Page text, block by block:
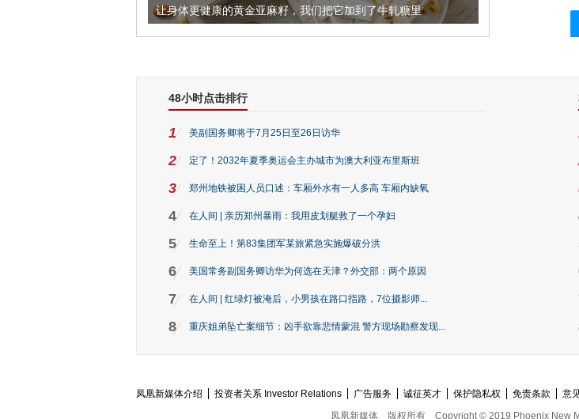
让身体更健康的黄金亚麻籽，我们把它加到了牛轧糖里 被列入佛家七宝
48小时点击排行
1 美副国务卿将于7月25日至26日访华
2 定了！2032年夏季奥运会主办城市为澳大利亚布里斯班
3 郑州地铁被困人员口述：车厢外水有一人多高 车厢内缺氧
4 在人间 | 亲历郑州暴雨：我用皮划艇救了一个孕妇
5 生命至上！第83集团军某旅紧急实施爆破分洪
6 美国常务副国务卿访华为何选在天津？外交部：两个原因
7 在人间 | 红绿灯被淹后，小男孩在路口指路，7位摄影师...
8 重庆姐弟坠亡案细节：凶手欲靠悲情蒙混 警方现场勘察发现...
凤凰新媒体介绍 投资者关系 Investor Relations 广告服务 诚征英才 保护隐私权 免责条款 意
凤凰新媒体
版权所有 Copyright © 2019 Phoenix New